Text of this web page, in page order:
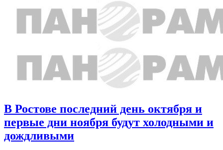
В Ростове последний день октября и
первые дни ноября будут холодными и
дождливыми